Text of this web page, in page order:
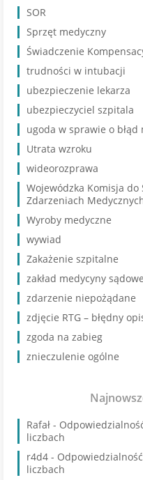
SOR
Sprzęt medyczny
Świadczenie
trudności w intubacji
ubezpieczenie lekarza
ubezpieczyciel szpitala
ugoda w sprawie o błąd
Utrata wzroku
wideorozprawa
Wojewódzka Komisja
Zdarzeniach
Wyroby medyczne
wywiad
Zakażenie szpitalne
zakład medycyny
zdarzenie niepożądane
zdjęcie RTG – błędny
zgoda na zabieg
znieczulenie ogólne
Rafał -
liczbach
r4d4 -
liczbach